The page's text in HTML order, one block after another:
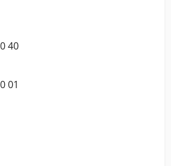
40
01